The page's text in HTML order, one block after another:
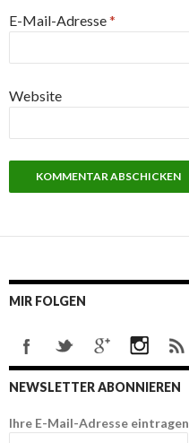
E-Mail-Adresse*
Website
MIR FOLGEN
NEWSLETTER ABONNIEREN
Ihre E-Mail-Adresse eintragen